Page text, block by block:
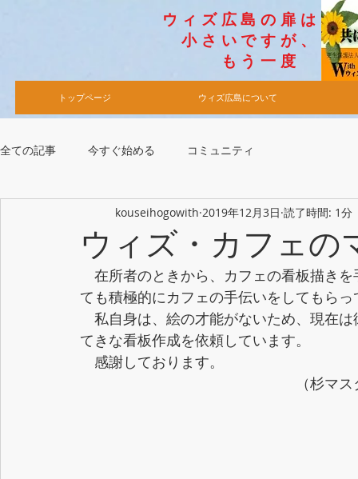
​ウィズ広島の扉は
小さいですが​、
​もう一度
トップページ ウィズ広島について
全ての記事 今すぐ始める コミュニティ
ウィズ・カフェの
kouseihogowith 2019年12月3日 読了時間: 1分
在所者のときから、カフェの看板描き
ても積極的にカフェの手伝いをしてもら
私自身は、絵の才能がないため、現在
てきな看板作成を依頼しています。
感謝しております。
（杉マスター